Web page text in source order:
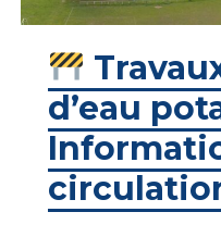
d’eau